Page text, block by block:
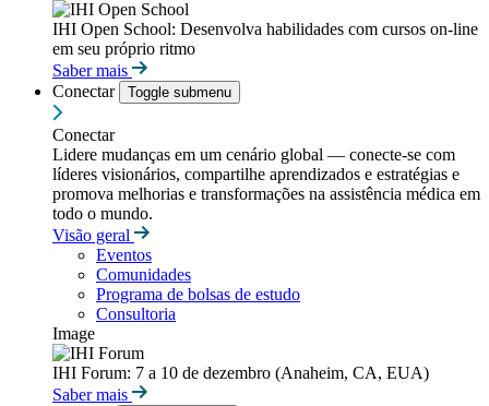
IHI Open School: Desenvolva habilidades com cursos on-line
em seu próprio ritmo
Saber mais
Conectar
Toggle submenu
Conectar
Lidere mudanças em um cenário global — conecte-se com
líderes visionários, compartilhe aprendizados e estratégias e
promova melhorias e transformações na assistência médica em
todo o mundo.
Visão geral
Eventos
Comunidades
Programa de bolsas de estudo
Consultoria
Image
IHI Forum: 7 a 10 de dezembro (Anaheim, CA, EUA)
Saber mais